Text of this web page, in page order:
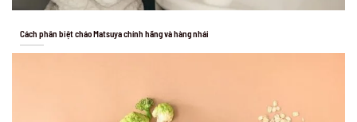
Cách phân biệt cháo Matsuya chính hãng và hàng nhái